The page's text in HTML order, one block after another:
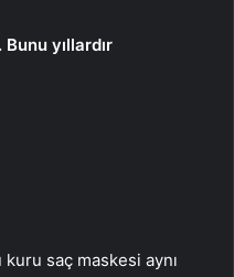
yıllardır
kuru saç maskesi aynı